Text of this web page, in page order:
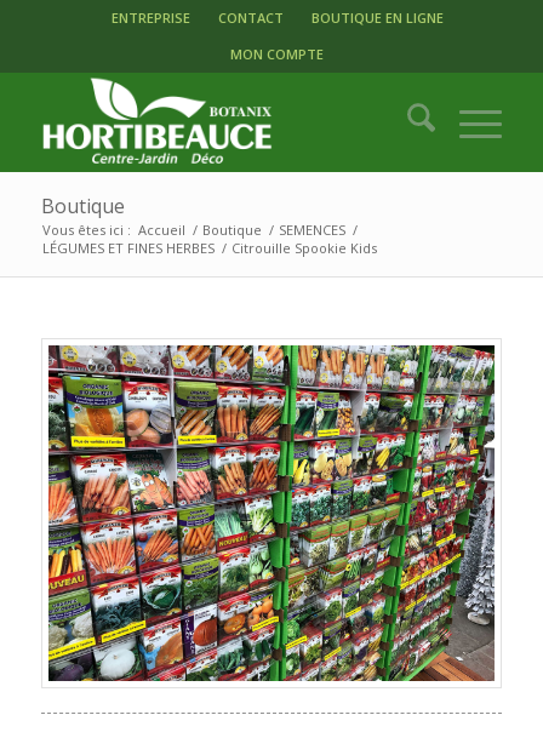
ENTREPRISE CONTACT
BOUTIQUE EN LIGNE
MON COMPTE
Boutique
Vous êtes ici : Accueil / Boutique / SEMENCES /
LÉGUMES ET FINES HERBES / Citrouille Spookie Kids